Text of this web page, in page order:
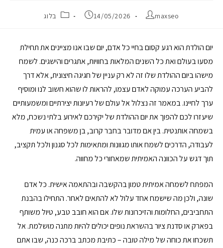
maxseo
14/05/2026 בלוג
יום הולדת הוא רגע קסום בחיי כל אדם, יום שבו אנו מציינים את תחילת
מסעו בעולם ואת כל השנים המלאות בחוויות, אתגרים והישגים. לשמח
מישהו ביום ההולדת שלו זה לא רק עניין של חגיגה חיצונית, אלא דרך
להביע הערכה עמוקה לאדם עצמו, להראות לו שהוא חשוב לנו ומוסיף
ערך לחיינו. במאמר זה נצלול אל עולם של רעיונות יצירתיים ומשמעותיים
שיעזרו לכם להפוך את יום ההולדת של יקירכם לאירוע בלתי נשכח, מלא
בשמחה אותנטית. בין אם מדובר בחבר קרוב, בן משפחה או עמית
לעבודה, הדרכים לשמח אותו מגוונות ומתאימות לכל סגנון ולכל תקציב,
תוך דגש על הכוונה האמיתית שמאחורי כל מחווה.
המפתח לשמחה אמיתית טמון בהקשבה ובהתאמה אישית. כל אדם
שונה, ולכן מה שישמח אחד עלול לא להתאים לאחר. התחילו בהבנת
התחביבים, החלומות והזיכרונות שלו. אם הוא חובב טבע, טיול משותף
בפארק או סדנת ציור בהשראת נופים יכולים להיות מתנה מושלמת. אל
תשכחו את כוחה של מילה טובה – כתיבת מכתב ברכה כנה, שבו אתם